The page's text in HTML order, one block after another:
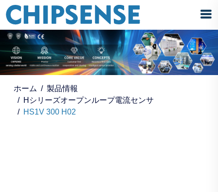
ホーム
製品情報
Hシリーズオープンループ電流センサ
HS1V 300 H02